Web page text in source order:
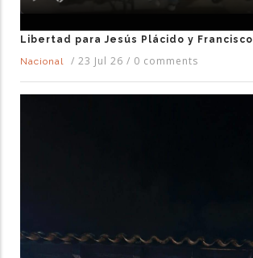
Libertad para Jesús Plácido y Francisco
Nacional
/ 23 Jul 26 / 0 comments